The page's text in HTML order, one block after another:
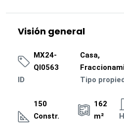
Visión general
MX24-
QI0563
ID
Casa,
Tipo
150
Constr.
162
m²